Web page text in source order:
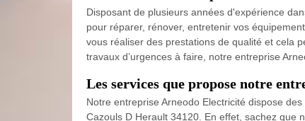
Disposant de plusieurs années d'expérience
pour réparer, rénover, entretenir vos
vous réaliser des prestations de qualité et cela
travaux d’urgences à faire, notre entreprise
Les services que propose notre
Notre entreprise Arneodo Electricité dispose
Cazouls D Herault 34120. En effet, sachez que